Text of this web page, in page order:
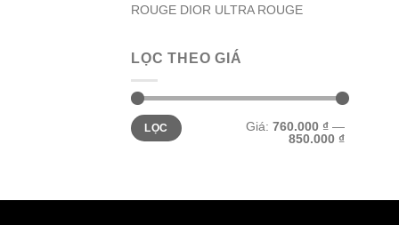
ROUGE DIOR ULTRA ROUGE
LỌC THEO GIÁ
Giá
tối
thiểu
Giá
tối
đa
LỌC Giá: 760.000 ₫ —
850.000 ₫